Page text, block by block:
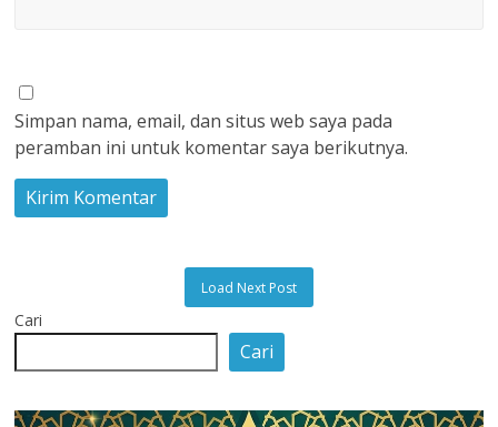
Simpan nama, email, dan situs web saya pada
peramban ini untuk komentar saya berikutnya.
Load Next Post
Cari
Cari